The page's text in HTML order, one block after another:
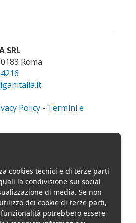
SRL
Roma
Policy - Termini e
cookies tecnici e di terze parti
la condivisione sui social
di media. Se non
dei cookie di terze parti,
potrebbero essere